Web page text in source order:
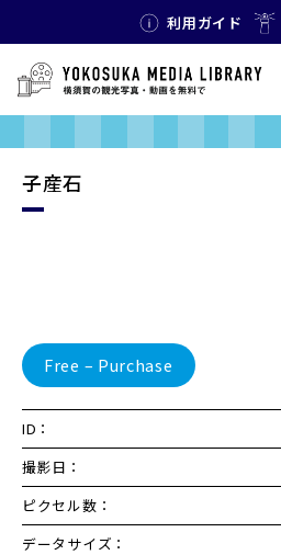
利用ガイド
子産石
Free – Purchase
ID：
撮影日：
ピクセル数：
データサイズ：